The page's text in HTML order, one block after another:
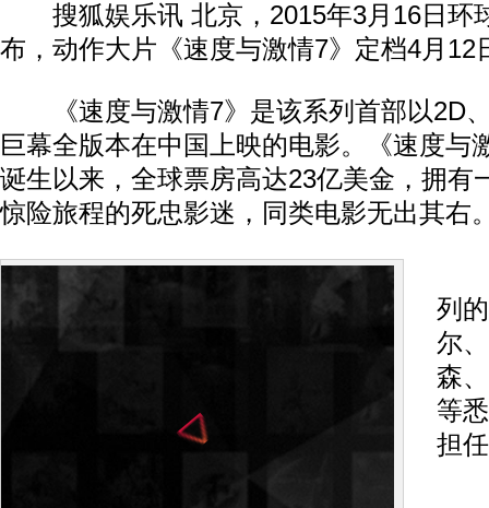
搜狐娱乐讯 北京，2015年3月16日环
布，动作大片《速度与激情7》定档4月12
《速度与激情7》是该系列首部以2D
巨幕全版本在中国上映的电影。《速度与
诞生以来，全球票房高达23亿美金，拥有
惊险旅程的死忠影迷，同类电影无出其右
列
尔
森
等
担